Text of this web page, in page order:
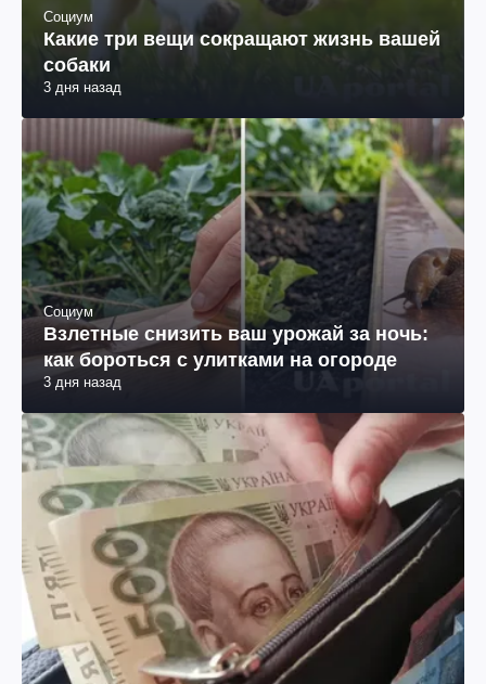
Социум
Какие три вещи сокращают жизнь вашей
собаки
3 дня назад
Социум
Взлетные снизить ваш урожай за ночь:
как бороться с улитками на огороде
3 дня назад